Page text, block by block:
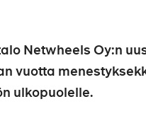
Netwheels Oy:n
vuotta
ulkopuolelle.